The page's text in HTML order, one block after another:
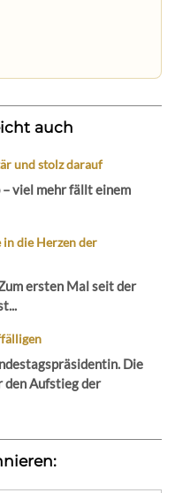
auch
und stolz darauf
– viel mehr fällt einem
die Herzen der
ersten Mal seit der
Die
den Aufstieg der